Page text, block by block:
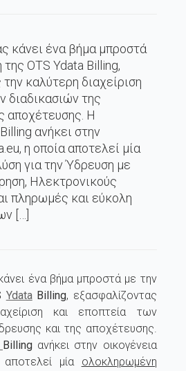
κάνει ένα βήμα μπροστά
OTS Ydata Billing,
καλύτερη διαχείριση
διαδικασιών της
αποχέτευσης. Η
ανήκει στην
η οποία αποτελεί μία
για την Ύδρευση με
Ηλεκτρονικούς
πληρωμές και εύκολη
[…]
ένα βήμα μπροστά με την
YdataBilling, εξασφαλίζοντας
και εποπτεία των
και της αποχέτευσης.
Billing ανήκει στην οικογένεια
μία ολοκληρωμένη